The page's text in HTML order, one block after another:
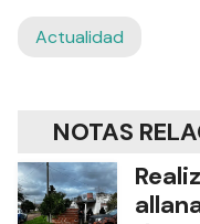
Actualidad
NOTAS